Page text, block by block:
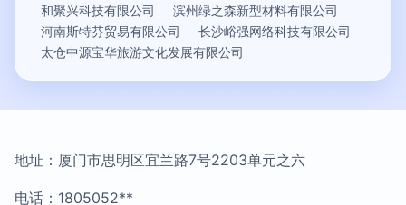
和聚兴科技有限公司
滨州绿之森新型材料有限公司
河南斯特芬贸易有限公司
长沙峪强网络科技有限公司
太仓中源宝华旅游文化发展有限公司
地址：厦门市思明区宜兰路7号2203单元之六
电话：1805052**